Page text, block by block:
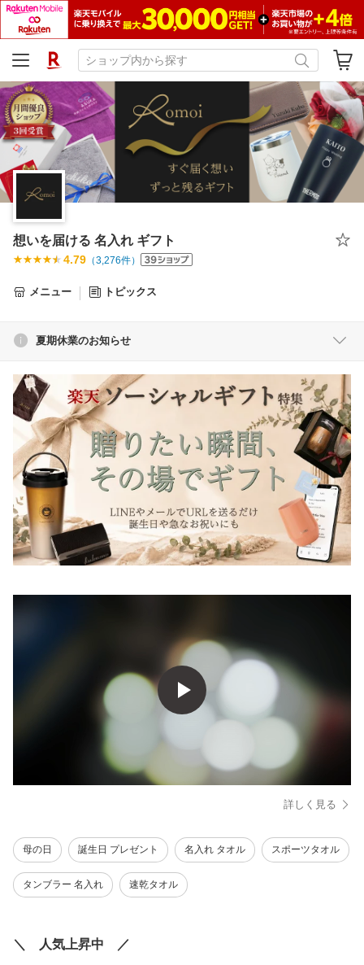
想いを届ける 名入れ ギフト
4.79 （3,276件）
メニュー トピックス
夏期休業のお知らせ
詳しく見る
母の日 誕生日 プレゼント 名入れ タオル スポーツタオル
タンブラー 名入れ 速乾タオル
＼ 人気上昇中 ／